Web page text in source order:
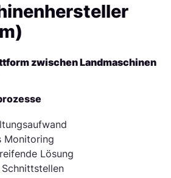
zwischen Landmaschinen
Monitoring
Lösung